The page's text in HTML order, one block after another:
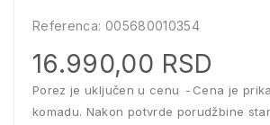
Referenca: 005680010354
16.990,00 RSD
Porez je uključen u cenu
Cena je
komadu. Nakon potvrde porudžbine